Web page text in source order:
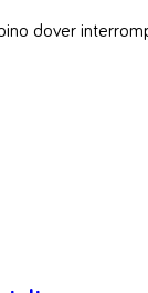
dover